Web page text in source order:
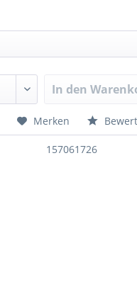
In den
Merken
157061726